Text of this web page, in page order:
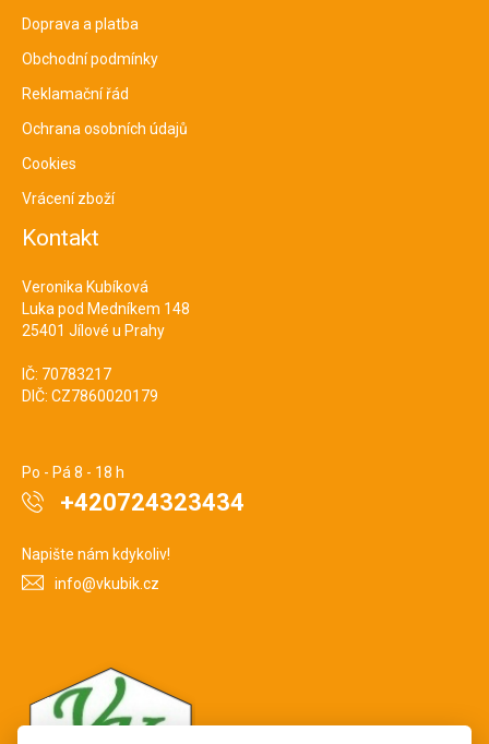
Doprava a platba
Obchodní podmínky
Reklamační řád
Ochrana osobních údajů
Cookies
Vrácení zboží
Kontakt
Veronika Kubíková
Luka pod Medníkem 148
25401 Jílové u Prahy
IČ: 70783217
DIČ: CZ7860020179
Po - Pá 8 - 18 h
+420724323434
Napište nám kdykoliv!
info@vkubik.cz